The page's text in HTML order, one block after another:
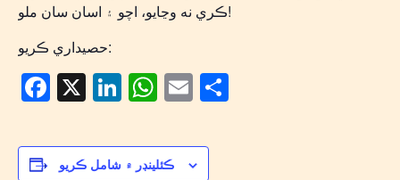
ڪري نه وڃايو، اچو ۽ اسان سان ملو!
حصيداري ڪريو:
Facebook
X LinkedIn
WhatsApp
Email
ڪئلينڊر ۾ شامل ڪريو